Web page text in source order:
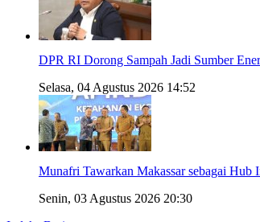
DPR RI Dorong Sampah Jadi Sumber
Selasa, 04 Agustus 2026 14:52
Munafri Tawarkan Makassar sebagai
Senin, 03 Agustus 2026 20:30